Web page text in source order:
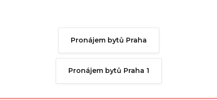
Pronájem bytů Praha
Pronájem bytů Praha 1